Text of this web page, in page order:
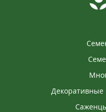
В магазине впервые
Собираю хороший
богатым выбором.
Декоративные